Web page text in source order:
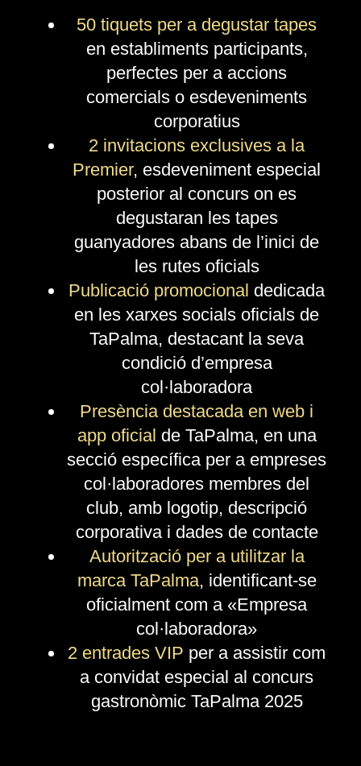
50 tiquets per a degustar tapes
en establiments participants,
perfectes per a accions
comercials o esdeveniments
corporatius
2 invitacions exclusives a la
Premier, esdeveniment especial
posterior al concurs on es
degustaran les tapes
guanyadores abans de l’inici de
les rutes oficials
Publicació promocional dedicada
en les xarxes socials oficials de
TaPalma, destacant la seva
condició d’empresa
col·laboradora
Presència destacada en web i
app oficial de TaPalma, en una
secció específica per a empreses
col·laboradores membres del
club, amb logotip, descripció
corporativa i dades de contacte
Autorització per a utilitzar la
marca TaPalma, identificant-se
oficialment com a «Empresa
col·laboradora»
2 entrades VIP per a assistir com
a convidat especial al concurs
gastronòmic TaPalma 2025